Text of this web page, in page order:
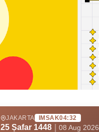
JAKARTA IMSAK04:32
25 Ṣafar 1448 08 Aug 2026